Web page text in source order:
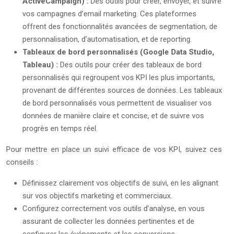
vos campagnes d’email marketing. Ces plateformes
offrent des fonctionnalités avancées de segmentation, de
personnalisation, d’automatisation, et de reporting.
Tableaux de bord personnalisés (Google Data Studio,
Tableau) : Des outils pour créer des tableaux de bord
personnalisés qui regroupent vos KPI les plus importants,
provenant de différentes sources de données. Les tableaux
de bord personnalisés vous permettent de visualiser vos
données de manière claire et concise, et de suivre vos
progrès en temps réel.
Pour mettre en place un suivi efficace de vos KPI, suivez ces
conseils :
Définissez clairement vos objectifs de suivi, en les alignant
sur vos objectifs marketing et commerciaux.
Configurez correctement vos outils d’analyse, en vous
assurant de collecter les données pertinentes et de